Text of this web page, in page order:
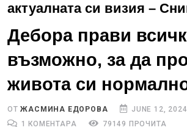
актуалната си визия –
Дебора прави
възможно, за да
живота си
ОТЖАСМИНА ЕДОРОВА
JUNE 12, 2024
1 КОМЕНТАРА
79149 ПРОЧИТА